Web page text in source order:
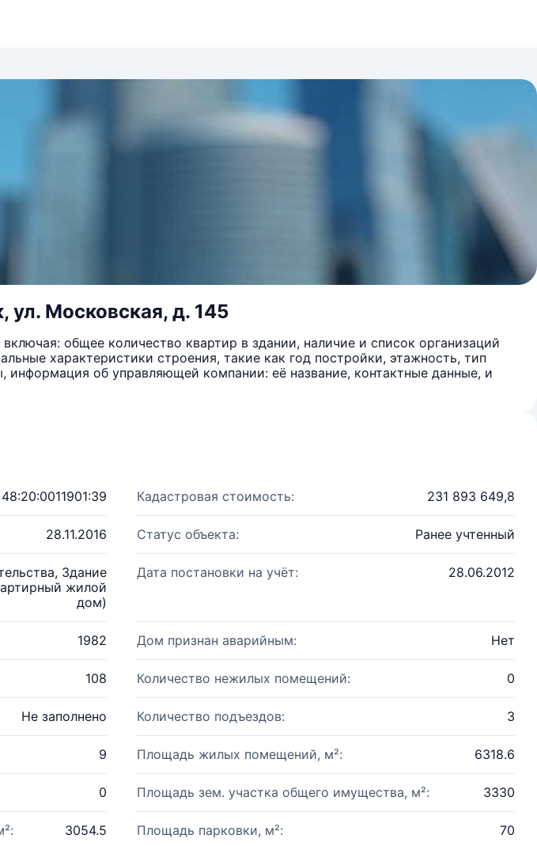
ул. Московская, д. 145
общее количество квартир в здании, наличие и список организаций
характеристики строения, такие как год постройки, этажность, тип
информация об управляющей компании: её название, контактные данные, и
48:20:0011901:39 Кадастровая стоимость: 231 893 649,8
28.11.2016 Статус объекта: Ранее учтенный
Здание
жилой
дом)
Дата постановки на учёт: 28.06.2012
1982 Дом признан аварийным: Нет
108 Количество нежилых помещений: 0
Не заполнено Количество подъездов: 3
9 Площадь жилых помещений, м²: 6318.6
0 Площадь зем. участка общего имущества, м²: 3330
3054.5 Площадь парковки, м²: 70